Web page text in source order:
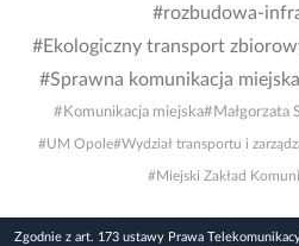
#rozbudowa-
#Ekologiczny transport
#Sprawna komunikacja miejska
#Komunikacja miejska#Małgorzata
#UM Opole#Wydział transportu i
#Miejski Zakład
Zgodnie z art. 173 ustawy Prawa